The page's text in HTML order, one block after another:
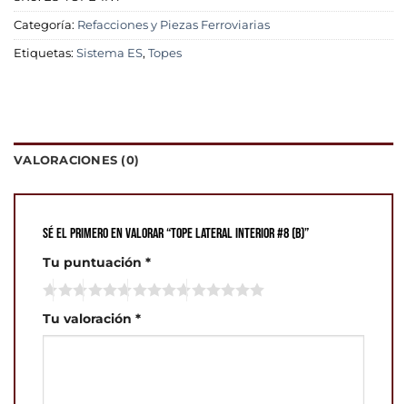
Categoría: Refacciones y Piezas Ferroviarias
Etiquetas: Sistema ES, Topes
VALORACIONES (0)
Sé el primero en valorar “Tope Lateral Interior #8 (B)”
Tu puntuación *
Tu valoración *